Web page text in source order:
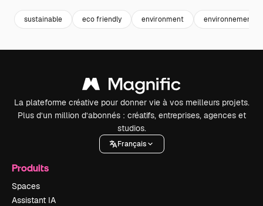
sustainable eco friendly environment environnement
La plateforme créative pour donner vie à vos meilleurs projets.
Plus d’un million d’abonnés : créatifs, entreprises, agences et
studios.
Français
Produits
Spaces
Assistant IA